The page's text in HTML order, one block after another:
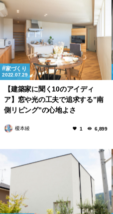
家づくり
2022.07.29
【建築家に聞く10のアイディ
ア】窓や光の工夫で追求する”南
側リビング”の心地よさ
榎本綾 1 6,899